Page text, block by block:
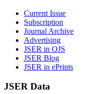
Current Issue
Subscription
Journal Archive
Advertising
JSER in OJS
JSER Blog
JSER in ePrints
JSER Data